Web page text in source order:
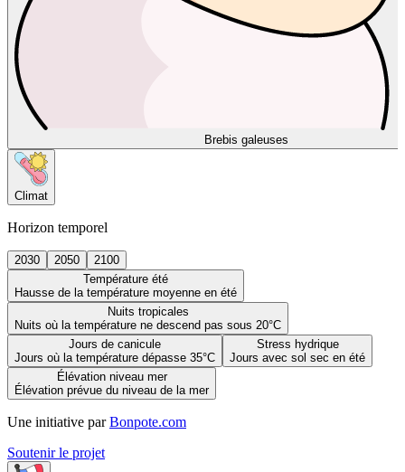
Brebis galeuses
Climat
Horizon temporel
2030 2050
2100
Température été
Hausse de la température moyenne en été
Nuits tropicales
Nuits où la température ne descend pas sous 20°C
Jours de canicule
Jours où la température dépasse 35°C
Stress hydrique
Jours avec sol sec en été
Élévation niveau mer
Élévation prévue du niveau de la mer
Une initiative par Bonpote.com
Soutenir le projet